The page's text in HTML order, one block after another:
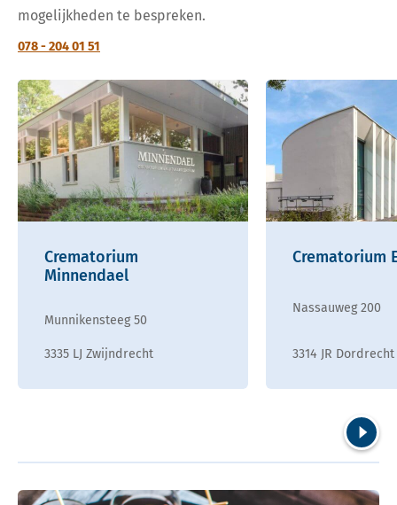
mogelijkheden te bespreken.
078 - 204 01 51
Crematorium
Minnendael
Munnikensteeg 50
3335 LJ Zwijndrecht
Crematorium
Nassauweg 200
3314 JR Dordrecht